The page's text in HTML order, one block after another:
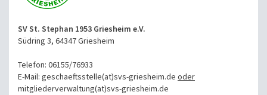
SV St. Stephan 1953 Griesheim e.V.
Südring 3, 64347 Griesheim
Telefon: 06155/76933
E-Mail: geschaeftsstelle(at)svs-griesheim.de oder
mitgliederverwaltung(at)svs-griesheim.de